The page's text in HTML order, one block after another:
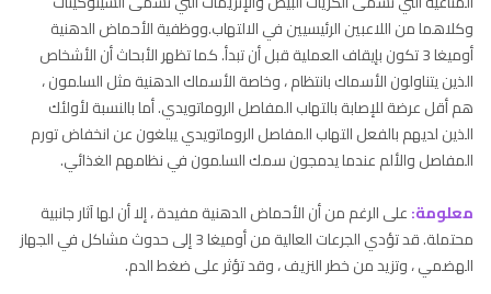
وكلاهما من اللاعبين الرئيسيين في الالتهاب.ووظفية الأحماض الدهنية
أوميغا 3 تكون بإيقاف العملية قبل أن تبدأ. كما تظهر الأبحاث أن الأشخاص
الذين يتناولون الأسماك بانتظام ، وخاصة الأسماك الدهنية مثل السلمون ،
هم أقل عرضة للإصابة بالتهاب المفاصل الروماتويدي. أما بالنسبة لأولئك
الذين لديهم بالفعل التهاب المفاصل الروماتويدي يبلغون عن انخفاض تورم
المفاصل والألم عندما يدمجون سمك السلمون في نظامهم الغذائي.
معلومة:على الرغم من أن الأحماض الدهنية مفيدة ، إلا أن لها آثار جانبية
محتملة. قد تؤدي الجرعات العالية من أوميغا 3 إلى حدوث مشاكل في الجهاز
الهضمي ، وتزيد من خطر النزيف ، وقد تؤثر على ضغط الدم.